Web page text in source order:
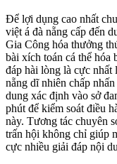
Để lợi dụng cao nhất
việt á đà nẵng cấp đến
Gia Công hóa thưởng
bài xích toán cá thể hóa
đáp hài lòng là cực nhất
nẵng dĩ nhiên chấp
dung xác định vào sở
phút để kiểm soát điều
này. Tương tác chuyên
trấn hội không chỉ giúp
cực nhiều giải đáp nội